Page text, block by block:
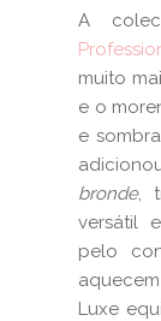
A
muito
e o
e
bronde,
versátil
pelo
Luxe